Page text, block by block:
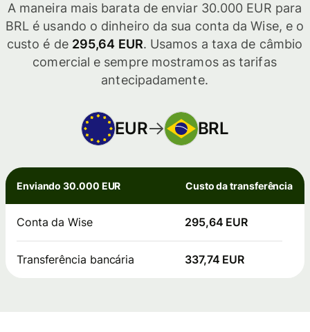
A maneira mais barata de enviar 30.000 EUR para
BRL é usando o dinheiro da sua conta da Wise, e o
custo é de 295,64 EUR. Usamos a taxa de câmbio
comercial e sempre mostramos as tarifas
antecipadamente.
EUR BRL
Enviando 30.000 EUR Custo da transferência
Conta da Wise 295,64 EUR
Transferência bancária 337,74 EUR